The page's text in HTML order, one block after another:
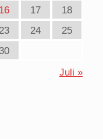
16 17
18
23 24
25
30
Juli »